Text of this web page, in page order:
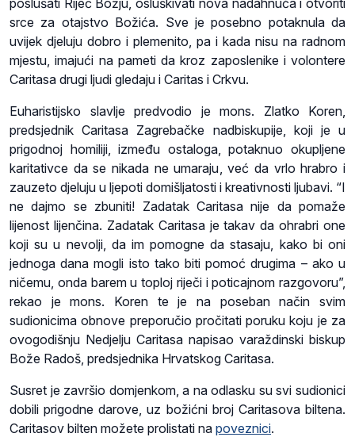
srce za otajstvo Božića. Sve je posebno potaknula da
uvijek djeluju dobro i plemenito, pa i kada nisu na radnom
mjestu, imajući na pameti da kroz zaposlenike i volontere
Caritasa drugi ljudi gledaju i Caritas i Crkvu.
Euharistijsko slavlje predvodio je mons. Zlatko Koren,
predsjednik Caritasa Zagrebačke nadbiskupije, koji je u
prigodnoj homiliji, između ostaloga, potaknuo okupljene
karitativce da se nikada ne umaraju, već da vrlo hrabro i
zauzeto djeluju u ljepoti domišljatosti i kreativnosti ljubavi. “I
ne dajmo se zbuniti! Zadatak Caritasa nije da pomaže
lijenost lijenčina. Zadatak Caritasa je takav da ohrabri one
koji su u nevolji, da im pomogne da stasaju, kako bi oni
jednoga dana mogli isto tako biti pomoć drugima – ako u
ničemu, onda barem u toploj riječi i poticajnom razgovoru”,
rekao je mons. Koren te je na poseban način svim
sudionicima obnove preporučio pročitati poruku koju je za
ovogodišnju Nedjelju Caritasa napisao varaždinski biskup
Bože Radoš, predsjednika Hrvatskog Caritasa.
Susret je završio domjenkom, a na odlasku su svi sudionici
dobili prigodne darove, uz božićni broj Caritasova biltena.
Caritasov bilten možete prolistati na poveznici.